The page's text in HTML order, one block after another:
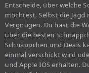
Entscheide, über welche
möchtest. Selbst die
Vergnügen. Du hast die
über die besten
Schnäppchen und Deals
einmal verschickt wird
und Apple IOS erhalten.